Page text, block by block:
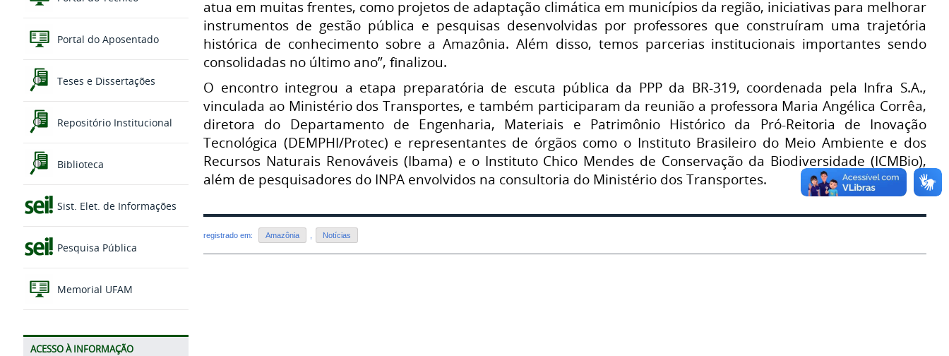
Portal do Aposentado
Teses e Dissertações
Repositório Institucional
Biblioteca
Sist. Elet. de Informações
Pesquisa Pública
Memorial UFAM
ACESSO À INFORMAÇÃO
atua em muitas frentes, como projetos de adaptação climática em municípios da região, iniciativas para melhorar
instrumentos de gestão pública e pesquisas desenvolvidas por professores que construíram uma trajetória
histórica de conhecimento sobre a Amazônia. Além disso, temos parcerias institucionais importantes sendo
consolidadas no último ano”, finalizou.
O encontro integrou a etapa preparatória de escuta pública da PPP da BR-319, coordenada pela Infra S.A.,
vinculada ao Ministério dos Transportes, e também participaram da reunião a professora Maria Angélica Corrêa,
diretora do Departamento de Engenharia, Materiais e Patrimônio Histórico da Pró-Reitoria de Inovação
Tecnológica (DEMPHI/Protec) e representantes de órgãos como o Instituto Brasileiro do Meio Ambiente e dos
Recursos Naturais Renováveis (Ibama) e o Instituto Chico Mendes de Conservação da Biodiversidade (ICMBio),
além de pesquisadores do INPA envolvidos na consultoria do Ministério dos Transportes.
registrado em: Amazônia Notícias